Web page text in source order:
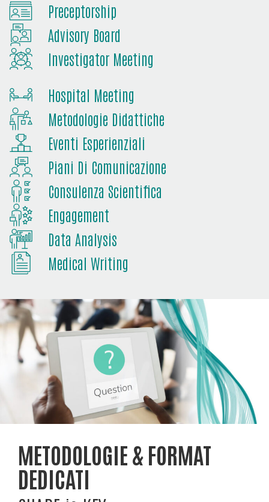
Preceptorship
Advisory Board
Investigator Meeting
Hospital Meeting
Metodologie Didattiche
Eventi Esperienziali
Piani Di Comunicazione
Consulenza Scientifica
Engagement
Data Analysis
Medical Writing
METODOLOGIE & FORMAT
DEDICATI